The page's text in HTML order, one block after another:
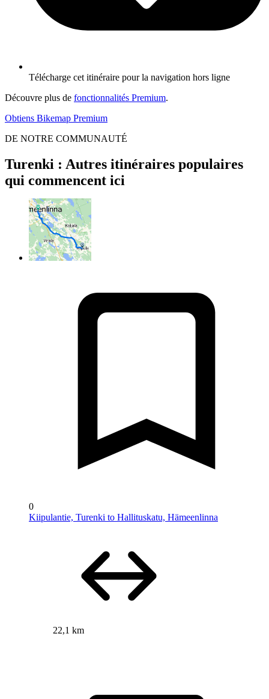
Télécharge cet itinéraire pour la navigation hors ligne
Découvre plus de fonctionnalités Premium.
Obtiens Bikemap Premium
DE NOTRE COMMUNAUTÉ
Turenki : Autres itinéraires populaires
qui commencent ici
0
Kiipulantie, Turenki to Hallituskatu, Hämeenlinna
22,1 km